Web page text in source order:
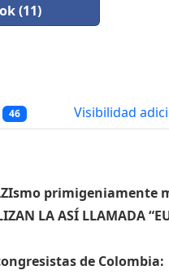
(11)
46 Visibilidad
primigeniamente
LA ASÍ LLAMADA
de Colombia: